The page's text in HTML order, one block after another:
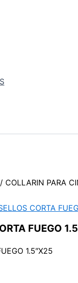
/ COLLARIN PARA
CORTA
FUEGO
1.5″X25